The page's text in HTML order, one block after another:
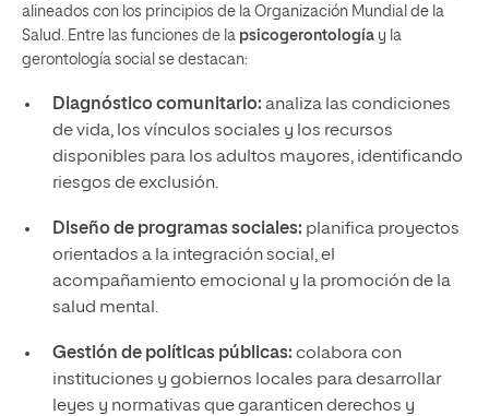
alineados con los principios de la Organización Mundial de la
Salud. Entre las funciones de la psicogerontología y la
gerontología social se destacan:
Diagnóstico comunitario: analiza las condiciones
de vida, los vínculos sociales y los recursos
disponibles para los adultos mayores, identificando
riesgos de exclusión.
Diseño de programas sociales: planifica proyectos
orientados a la integración social, el
acompañamiento emocional y la promoción de la
salud mental.
Gestión de políticas públicas: colabora con
instituciones y gobiernos locales para desarrollar
leyes y normativas que garanticen derechos y